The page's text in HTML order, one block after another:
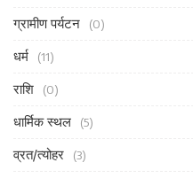
ग्रामीण पर्यटन (0)
धर्म (11)
राशि (0)
धार्मिक स्थल (5)
व्रत/त्योहर (3)